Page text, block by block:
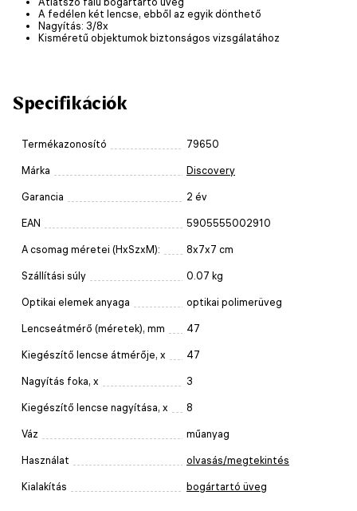
A fedélen két lencse, ebből az egyik dönthető
Nagyítás: 3/8x
Kisméretű objektumok biztonságos vizsgálatához
Specifikációk
Termékazonosító 79650
Márka Discovery
Garancia 2 év
EAN 5905555002910
A csomag méretei (HxSzxM): 8x7x7 cm
Szállítási súly 0.07 kg
Optikai elemek anyaga optikai polimerüveg
Lencseátmérő (méretek), mm 47
Kiegészítő lencse átmérője, x 47
Nagyítás foka, x 3
Kiegészítő lencse nagyítása, x 8
Váz műanyag
Használat olvasás/megtekintés
Kialakítás bogártartó üveg